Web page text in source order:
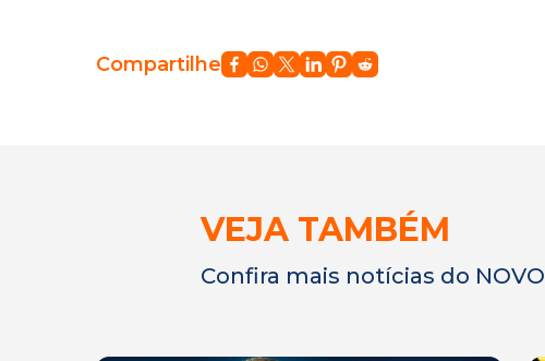
Compartilhe
VEJA TAMBÉM
Confira mais notícias do NOVO